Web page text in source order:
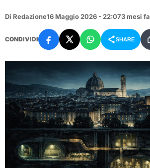
Di Redazione16 Maggio 2026 - 22:073 mesi fa
CONDIVIDI SHARE